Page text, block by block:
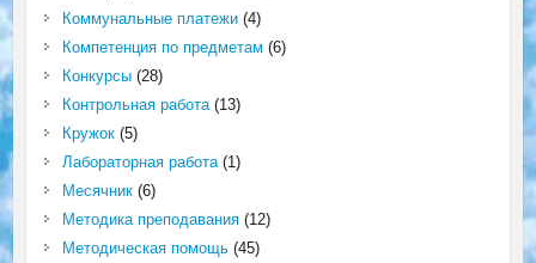
Коммунальные платежи(4)
Компетенция по предметам (6)
Конкурсы(28)
Контрольная работа(13)
Кружок(5)
Лабораторная работа(1)
Месячник(6)
Методика преподавания(12)
Методическая помощь(45)